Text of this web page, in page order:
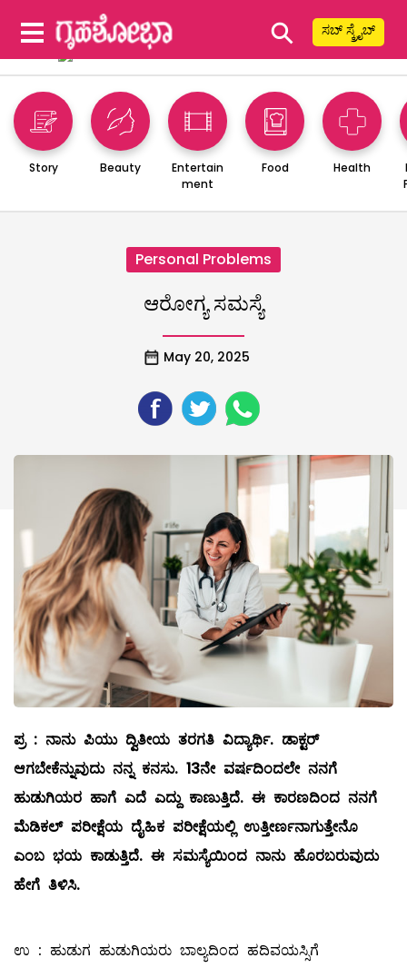
⚲ ಸಬ್ ಸ್ಕ್ರೈಬ್
Story Beauty
Entertain
ment
Food Health
Personal Problems
ಆರೋಗ್ಯ ಸಮಸ್ಯೆ
May 20, 2025
ಪ್ರ: ನಾನು ಪಿಯು ದ್ವಿತೀಯ ತರಗತಿ ವಿದ್ಯಾರ್ಥಿ. ಡಾಕ್ಟರ್
ಆಗಬೇಕೆನ್ನುವುದು ನನ್ನ ಕನಸು. 13ನೇ ವರ್ಷದಿಂದಲೇ ನನಗೆ
ಹುಡುಗಿಯರ ಹಾಗೆ ಎದೆ ಎದ್ದು ಕಾಣುತ್ತಿದೆ. ಈ ಕಾರಣದಿಂದ ನನಗೆ
ಮೆಡಿಕಲ್ ಪರೀಕ್ಷೆಯ ದೈಹಿಕ ಪರೀಕ್ಷೆಯಲ್ಲಿ ಉತ್ತೀರ್ಣನಾಗುತ್ತೇನೊ
ಎಂಬ ಭಯ ಕಾಡುತ್ತಿದೆ. ಈ ಸಮಸ್ಯೆಯಿಂದ ನಾನು ಹೊರಬರುವುದು
ಹೇಗೆ ತಿಳಿಸಿ.
ಉ : ಹುಡುಗ ಹುಡುಗಿಯರು ಬಾಲ್ಯದಿಂದ ಹದಿವಯಸ್ಸಿಗೆ